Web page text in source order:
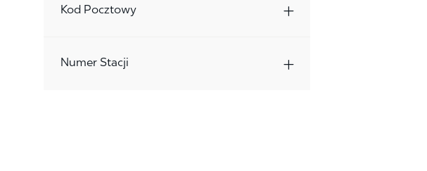
Kod Pocztowy
Numer Stacji